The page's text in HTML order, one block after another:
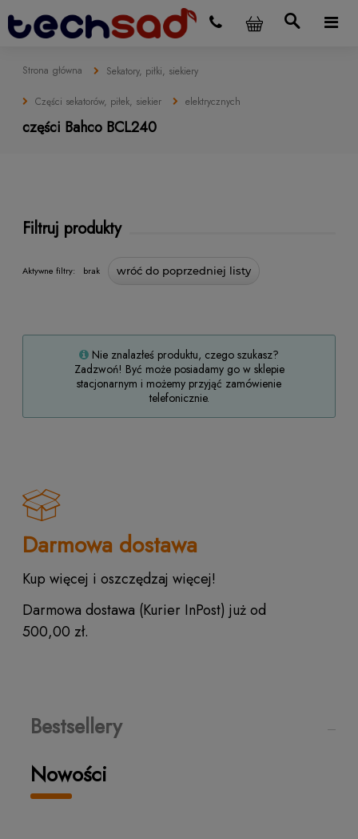
Strona główna Sekatory, piłki, siekiery
Części sekatorów, piłek, siekier elektrycznych
części Bahco BCL240
Filtruj produkty
Aktywne filtry: brak wróć do poprzedniej listy
Nie znalazłeś produktu, czego szukasz?
Zadzwoń! Być może posiadamy go w sklepie
stacjonarnym i możemy przyjąć zamówienie
telefonicznie.
Darmowa dostawa
Kup więcej i oszczędzaj więcej!
Darmowa dostawa (Kurier InPost) już od
500,00 zł.
Nowości
Bestsellery